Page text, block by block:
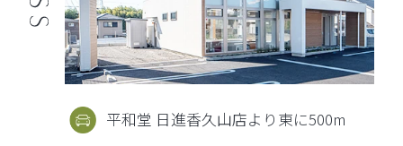
平和堂 日進香久山店より東に500m